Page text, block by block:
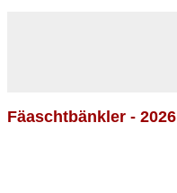
Fäaschtbänkler - 2026